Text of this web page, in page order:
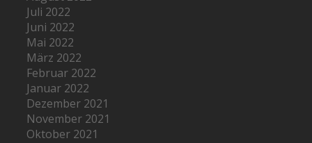
Juli 2022
Juni 2022
Mai 2022
März 2022
Februar 2022
Januar 2022
Dezember 2021
November 2021
Oktober 2021